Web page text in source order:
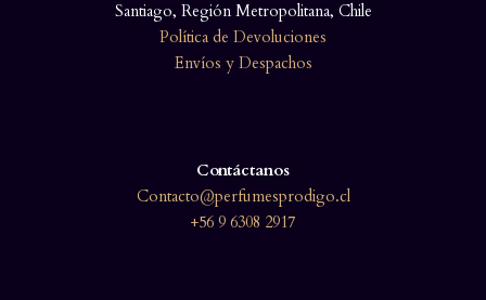
Santiago, Región Metropolitana, Chile
Política de Devoluciones
Envíos y Despachos
Contáctanos
Contacto@perfumesprodigo.cl
+56 9 6308 2917